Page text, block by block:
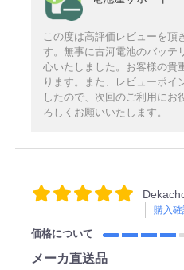
この度は高評価レビューを頂
す。無事に古河電池のバッテ
心いたしました。お客様の貴
ります。また、レビューポイ
したので、次回のご利用にお
ろしくお願いいたします。
購入
価格について
メーカ直送品